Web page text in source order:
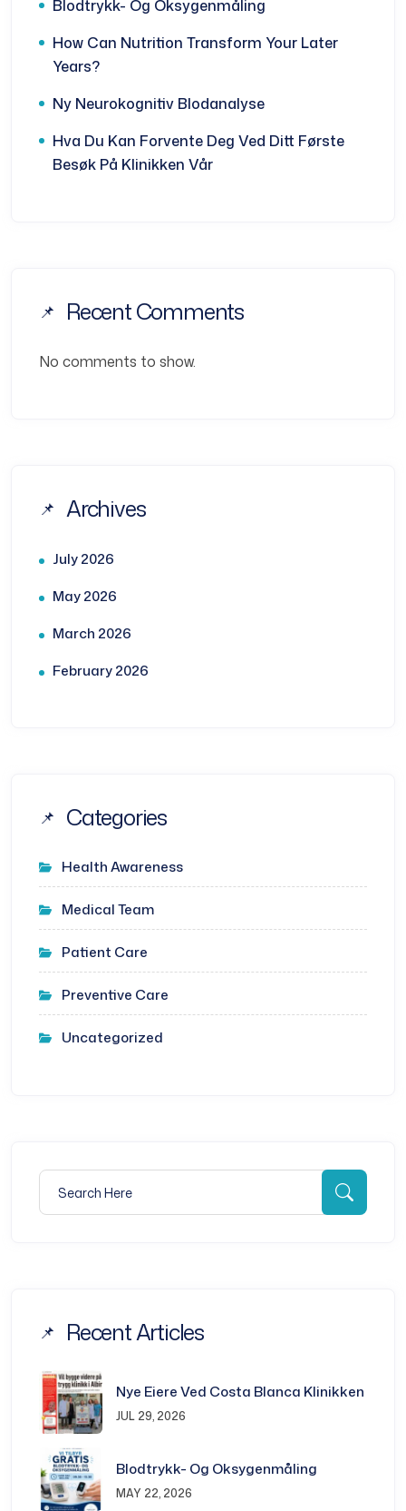
Blodtrykk- Og Oksygenmåling
How Can Nutrition Transform Your Later
Years?
Ny Neurokognitiv Blodanalyse
Hva Du Kan Forvente Deg Ved Ditt Første
Besøk På Klinikken Vår
Recent Comments
No comments to show.
Archives
July 2026
May 2026
March 2026
February 2026
Categories
Health Awareness
Medical Team
Patient Care
Preventive Care
Uncategorized
Recent Articles
Nye Eiere Ved Costa Blanca Klinikken
JUL 29, 2026
Blodtrykk- Og Oksygenmåling
MAY 22, 2026